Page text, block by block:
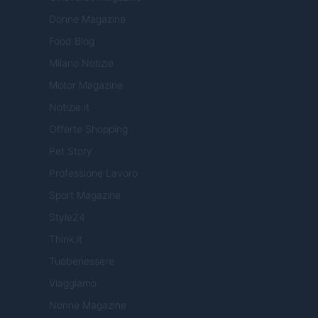
Donne Magazine
Food Blog
Milano Notizie
Motor Magazine
Notizie.it
Offerte Shopping
Pet Story
Professione Lavoro
Sport Magazine
Style24
Think.it
Tuobenessere
Viaggiamo
Nonne Magazine